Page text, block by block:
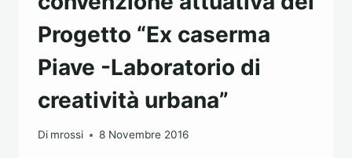
Progetto “Ex caserma
Piave -Laboratorio di
creatività urbana”
Di mrossi 8 Novembre 2016